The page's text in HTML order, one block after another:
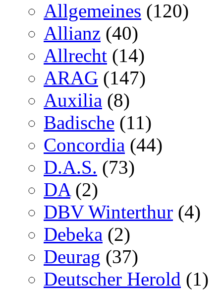
Allgemeines (120)
Allianz (40)
Allrecht (14)
ARAG (147)
Auxilia (8)
Badische (11)
Concordia (44)
D.A.S. (73)
DA(2)
DBV Winterthur (4)
Debeka (2)
Deurag (37)
Deutscher Herold (1)